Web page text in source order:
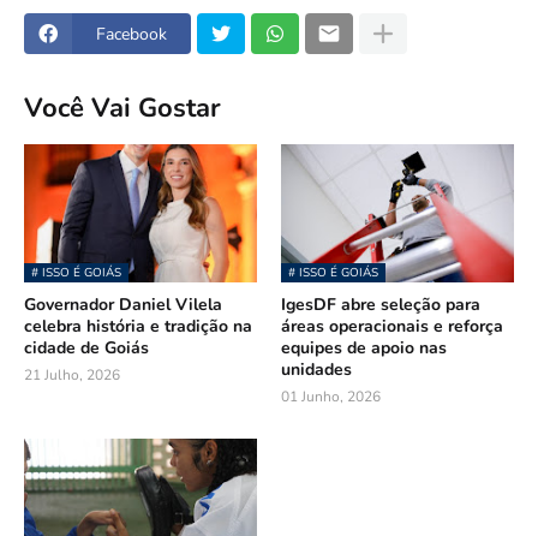
Facebook
Você Vai Gostar
# ISSO É GOIÁS
Governador Daniel Vilela
celebra história e tradição na
cidade de Goiás
21 Julho, 2026
# ISSO É GOIÁS
IgesDF abre seleção para
áreas operacionais e reforça
equipes de apoio nas
unidades
01 Junho, 2026